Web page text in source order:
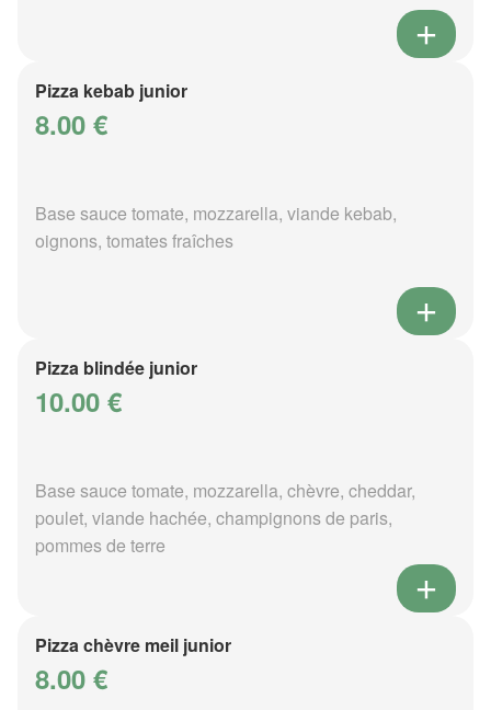
Pizza kebab junior
8.00 €
Base sauce tomate, mozzarella, viande kebab,
oignons, tomates fraîches
Pizza blindée junior
10.00 €
Base sauce tomate, mozzarella, chèvre, cheddar,
poulet, viande hachée, champignons de paris,
pommes de terre
Pizza chèvre meil junior
8.00 €